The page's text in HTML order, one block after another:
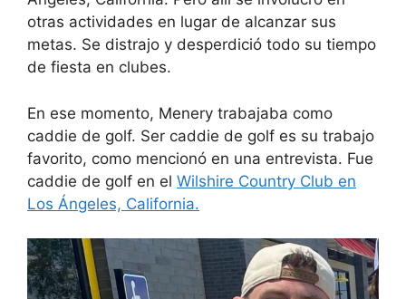
otras actividades en lugar de alcanzar sus
metas. Se distrajo y desperdició todo su tiempo
de fiesta en clubes.
En ese momento, Menery trabajaba como
caddie de golf. Ser caddie de golf es su trabajo
favorito, como mencionó en una entrevista. Fue
caddie de golf en el Wilshire Country Club en
Los Ángeles, California.